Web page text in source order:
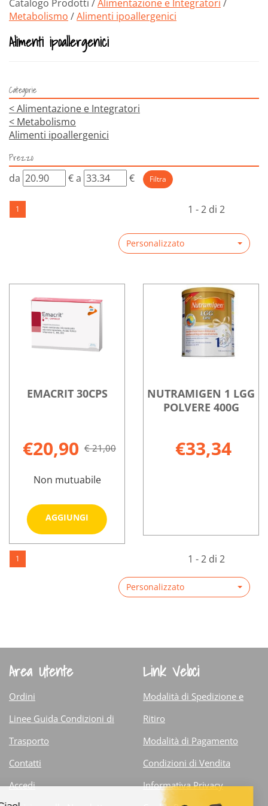
Catalogo Prodotti /Alimentazione e Integratori /
Metabolismo /Alimenti ipoallergenici
Alimenti ipoallergenici
Categorie
<Alimentazione e Integratori
< Metabolismo
Alimenti ipoallergenici
Prezzo
filtra
da € filtra
a €
1 1 - 2 di 2
Personalizzato
EMACRIT 30CPS
€20,90 € 21,00
Non mutuabile
AGGIUNGI
Aggiungi EMACRIT
30CPS al
carrello
NUTRAMIGEN 1 LGG
POLVERE 400G
€33,34
NUTRAMIGEN
LGG
POLVERE
400G non
Informazioni
1
LGG
POLVERE
1 1 - 2 di 2
Personalizzato
Area Utente
Ordini
Linee Guida Condizioni di
Trasporto
Contatti
Accedi
Link Veloci
Modalità di Spedizione e
Ritiro
Modalità di Pagamento
Condizioni di Vendita
Informativa Privacy